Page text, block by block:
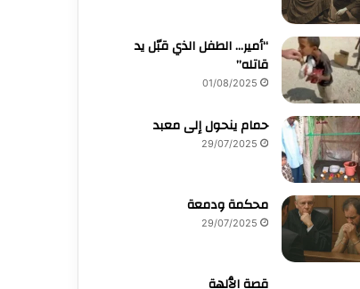
“أمير… الطفل الذي قبّل يد
قاتله”
01/08/2025
حمام ينحول إلى معبد
29/07/2025
محكمة ودمعة
29/07/2025